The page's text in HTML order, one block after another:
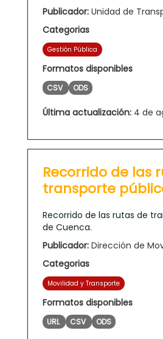
Publicador: Unidad de
Categorias
Gestión Pública
Formatos disponibles
CSV ODS
Última actualización: 4 de
Recorrido de las
transporte
Recorrido de las rutas de
de Cuenca.
Publicador: Dirección de
Categorias
Movilidad y Transporte
Formatos disponibles
URL CSV ODS